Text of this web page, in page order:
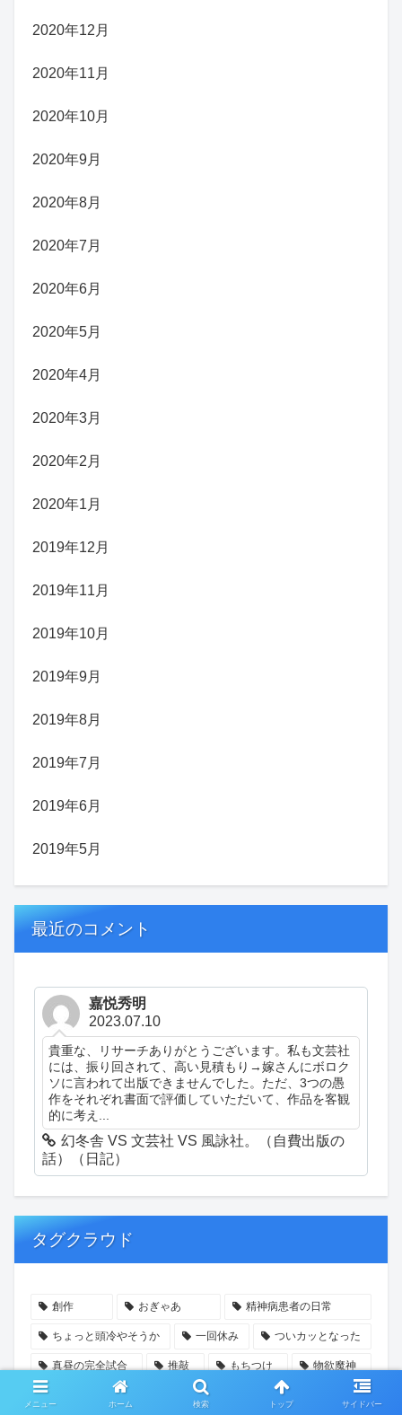
2020年12月
2020年11月
2020年10月
2020年9月
2020年8月
2020年7月
2020年6月
2020年5月
2020年4月
2020年3月
2020年2月
2020年1月
2019年12月
2019年11月
2019年10月
2019年9月
2019年8月
2019年7月
2019年6月
2019年5月
最近のコメント
嘉悦秀明
2023.07.10
貴重な、リサーチありがとうございます。私も文芸社
には、振り回されて、高い見積もり→嫁さんにボロク
ソに言われて出版できませんでした。ただ、3つの愚
作をそれぞれ書面で評価していただいて、作品を客観
的に考え...
幻冬舎 VS 文芸社 VS 風詠社。（自費出版の
話）（日記）
タグクラウド
創作 おぎゃあ 精神病患者の日常
ちょっと頭冷やそうか 一回休み ついカッとなった
真昼の完全試合 推敲 もちつけ 物欲魔神
就労継続支援施設 パトラッシュの一個師団
メニュー ホーム 検索 トップ サイドバー